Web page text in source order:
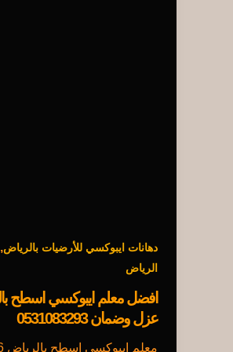
دهانات ايبوكسي للأرضيات بالرياض,
الرياض
عزل وضمان 0531083293